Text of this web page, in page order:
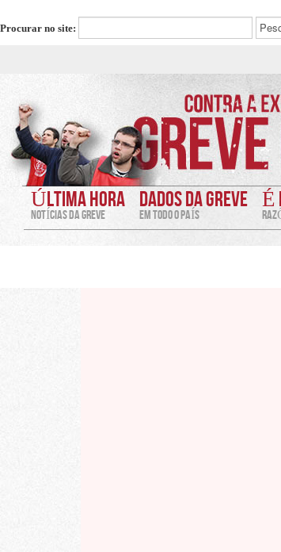
Procurar no site:
ÚLTIMA HORA
NOTÍCIAS DA GREVE
DADOS DA GREVE
EM TODO O PAÍS
É